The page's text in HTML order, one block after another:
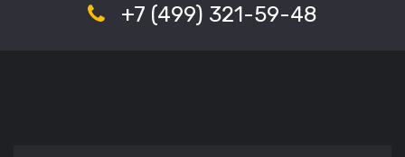
+7 (499) 321-59-48